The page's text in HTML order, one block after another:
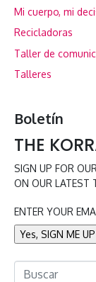
Mi cuerpo, mi
Recicladoras
Taller de
Talleres
Boletín
THE
SIGN UP FOR
ON OUR LATEST
ENTER YOUR